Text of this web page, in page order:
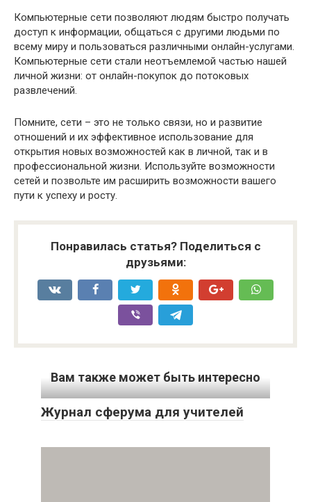
Компьютерные сети позволяют людям быстро получать
доступ к информации, общаться с другими людьми по
всему миру и пользоваться различными онлайн-услугами.
Компьютерные сети стали неотъемлемой частью нашей
личной жизни: от онлайн-покупок до потоковых
развлечений.
Помните, сети – это не только связи, но и развитие
отношений и их эффективное использование для
открытия новых возможностей как в личной, так и в
профессиональной жизни. Используйте возможности
сетей и позвольте им расширить возможности вашего
пути к успеху и росту.
Понравилась статья? Поделиться с
друзьями:
Вам также может быть интересно
Журнал сферума для учителей